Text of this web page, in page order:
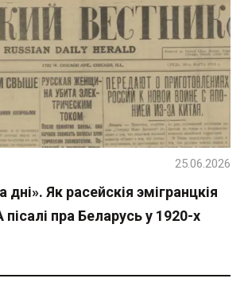
Як расейскія эмігранцкія
пра Беларусь у 1920-х
25.06.2026